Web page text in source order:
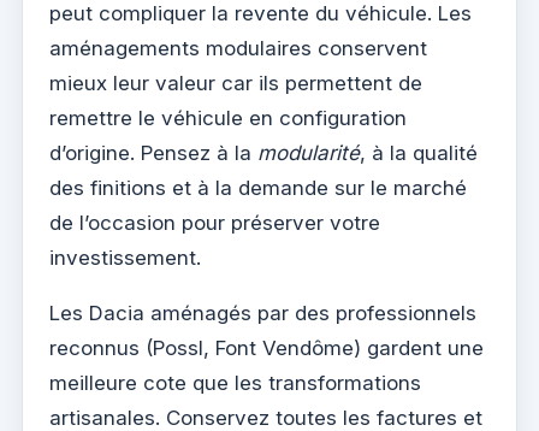
peut compliquer la revente du véhicule. Les
aménagements modulaires conservent
mieux leur valeur car ils permettent de
remettre le véhicule en configuration
d’origine. Pensez à la modularité, à la qualité
des finitions et à la demande sur le marché
de l’occasion pour préserver votre
investissement.
Les Dacia aménagés par des professionnels
reconnus (Possl, Font Vendôme) gardent une
meilleure cote que les transformations
artisanales. Conservez toutes les factures et